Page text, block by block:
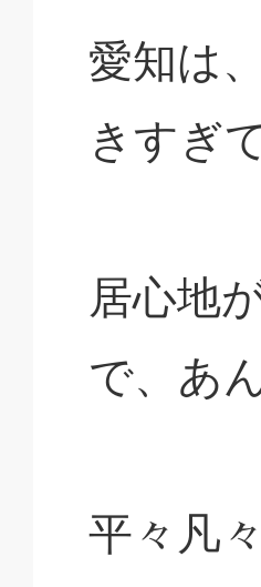
愛知は
きすぎ
居心地
で、あ
平々凡